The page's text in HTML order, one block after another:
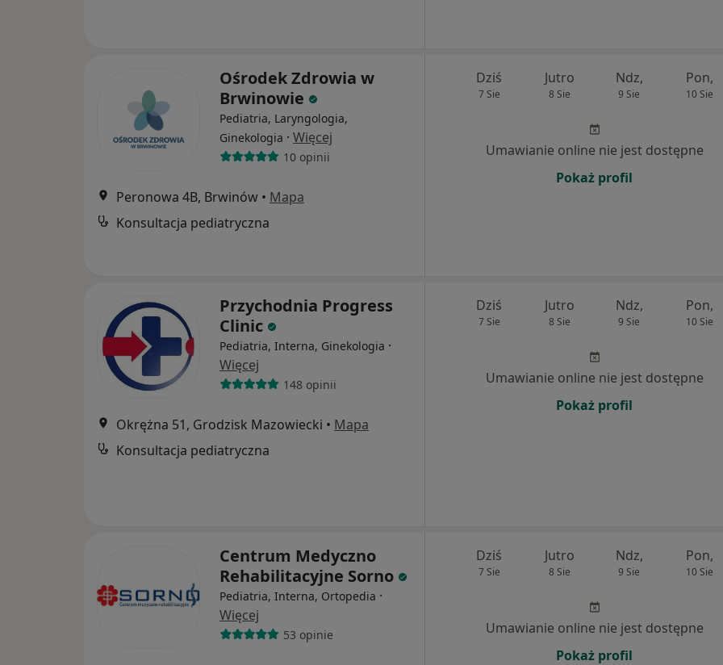
Ośrodek Zdrowia w
Brwinowie
Pediatria, Laryngologia,
Ginekologia · Więcej
10 opinii
Peronowa 4B, Brwinów • Mapa
Konsultacja pediatryczna
Dziś
7 Sie
Jutro
8 Sie
Ndz,
9 Sie
Pon,
10 Sie
Umawianie online nie jest dostępne
Pokaż profil
Przychodnia Progress
Clinic
Pediatria, Interna, Ginekologia ·
Więcej
148 opinii
Okrężna 51, Grodzisk Mazowiecki • Mapa
Konsultacja pediatryczna
Dziś
7 Sie
Jutro
8 Sie
Ndz,
9 Sie
Pon,
10 Sie
Umawianie online nie jest dostępne
Pokaż profil
Centrum Medyczno
Rehabilitacyjne Sorno
Pediatria, Interna, Ortopedia ·
Więcej
53 opinie
Dziś
7 Sie
Jutro
8 Sie
Ndz,
9 Sie
Pon,
10 Sie
Umawianie online nie jest dostępne
Pokaż profil